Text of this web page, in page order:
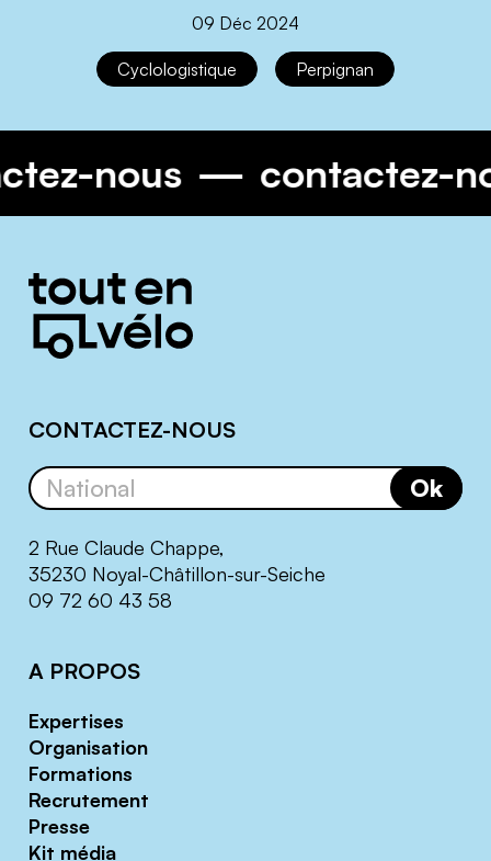
09 Déc 2024
Cyclologistique Perpignan
nous contactez-
Informations
complémentaires
CONTACTEZ-NOUS
Ok
2 Rue Claude Chappe,
35230 Noyal-Châtillon-sur-Seiche
09 72 60 43 58
A PROPOS
Expertises
Organisation
Formations
Recrutement
Presse
Kit média